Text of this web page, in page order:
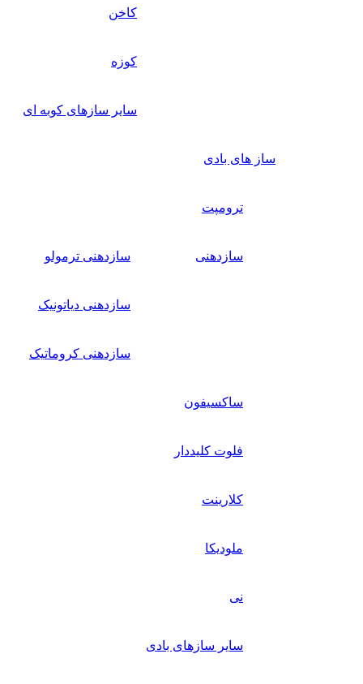
کاخن
کوزه
سایر سازهای کوبه ای
ساز های بادی
ترومپت
سازدهنی سازدهنی ترمولو
سازدهنی دیاتونیک
سازدهنی کروماتیک
ساکسیفون
فلوت کلیددار
کلارینت
ملودیکا
نی
سایر سازهای بادی